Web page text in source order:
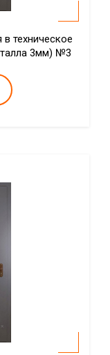
техническое
3мм) №3